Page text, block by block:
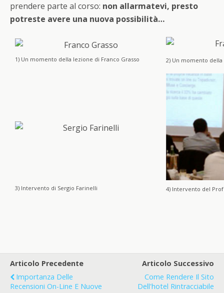
prendere parte al corso: non allarmatevi, presto
potreste avere una nuova possibilità…
1) Un momento della lezione di Franco Grasso 2) Un momento
3) Intervento di Sergio Farinelli 4) Intervento del
Articolo Precedente
Importanza Delle
Recensioni On-Line E Nuove
Articolo Successivo
Come Rendere Il Sito
Dell'hotel Rintracciabile